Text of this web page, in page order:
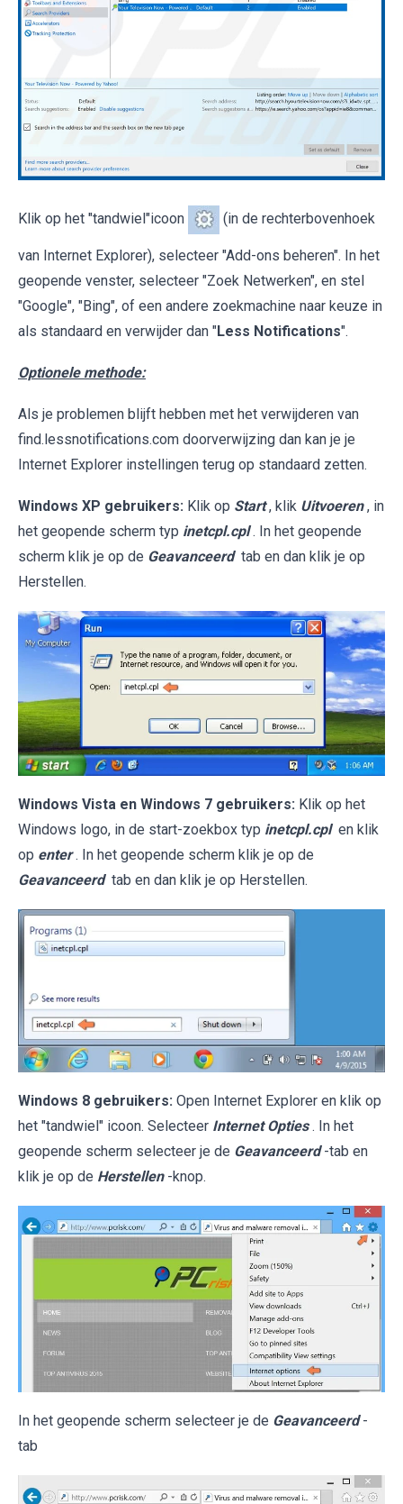
Klik op het "tandwiel"icoon (in de rechterbovenhoek
van Internet Explorer), selecteer "Add-ons beheren". In het
geopende venster, selecteer "Zoek Netwerken", en stel
"Google", "Bing", of een andere zoekmachine naar keuze in
als standaard en verwijder dan "Less Notifications".
Optionele methode:
Als je problemen blijft hebben met het verwijderen van
find.lessnotifications.com doorverwijzing dan kan je je
Internet Explorer instellingen terug op standaard zetten.
Windows XP gebruikers: Klik op Start , klik Uitvoeren , in
het geopende scherm typ inetcpl.cpl . In het geopende
scherm klik je op de Geavanceerd tab en dan klik je op
Herstellen.
Windows Vista en Windows 7 gebruikers: Klik op het
Windows logo, in de start-zoekbox typ inetcpl.cpl en klik
op enter . In het geopende scherm klik je op de
Geavanceerd tab en dan klik je op Herstellen.
Windows 8 gebruikers: Open Internet Explorer en klik op
het "tandwiel" icoon. Selecteer Internet Opties . In het
geopende scherm selecteer je de Geavanceerd -tab en
klik je op de Herstellen -knop.
In het geopende scherm selecteer je de Geavanceerd -
tab